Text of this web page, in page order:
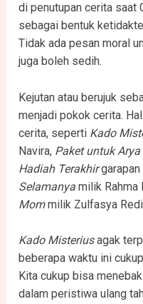
di penutupan cerita saat
sebagai bentuk
Tidak ada pesan moral
juga boleh sedih.
Kejutan atau berujuk
menjadi pokok cerita.
cerita, seperti Kado
Navira, Paket untuk Arya
Hadiah Terakhirgarapan
Selamanya milik Rahma
Mommilik Zulfasya
Kado Misteriusagak
beberapa waktu ini
Kita cukup bisa
dalam peristiwa ulang